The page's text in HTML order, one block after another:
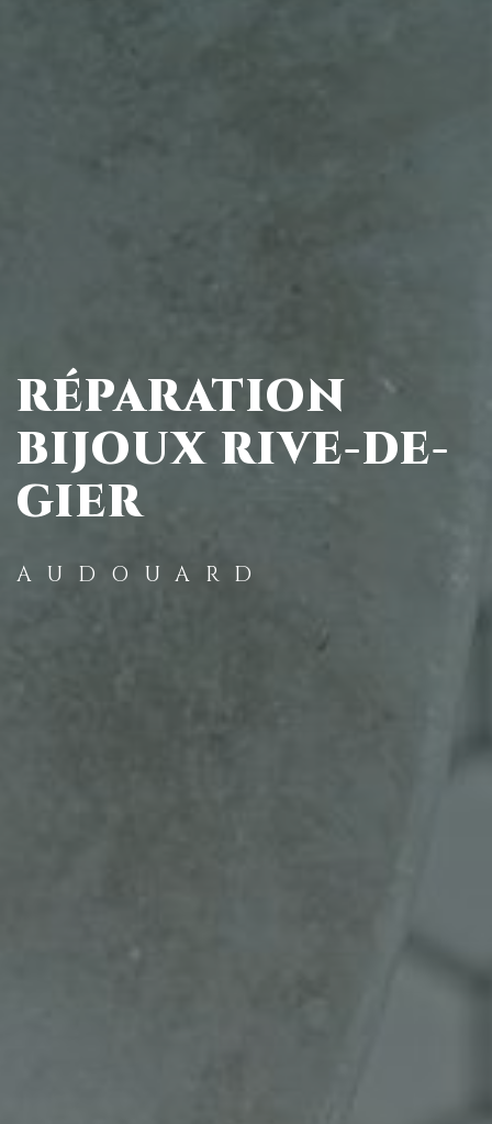
RÉPARATION
BIJOUX RIVE-DE-
GIER
AUDOUARD